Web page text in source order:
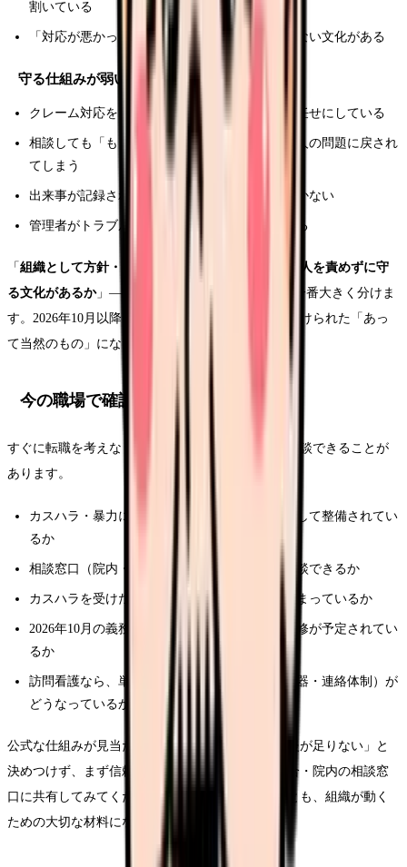
割いている
「対応が悪かったあなたが悪い」と個人を責めない文化がある
守る仕組みが弱い職場の特徴
クレーム対応を、現場の看護師さん個人の力量任せにしている
相談しても「もう少し優しく対応して」と、個人の問題に戻され
てしまう
出来事が記録されず、繰り返されても組織が動かない
管理者がトラブルを「なかったこと」にしたがる
「 組織として方針・記録・相談体制があるか
個人を責めずに守
る文化があるか」――この2点が、職場ごとの差を一番大きく分けま
す。2026年10月以降は、これらが法的な義務に裏づけられた「あっ
て当然のもの」になっていきます。
今の職場で確認できること
すぐに転職を考えなくても、いまの職場で確認・相談できることが
あります。
カスハラ・暴力に対する方針や規程が、文書として整備されてい
るか
相談窓口（院内・外部）がどこにあり、誰に相談できるか
カスハラを受けたときの報告・記録の方法が決まっているか
2026年10月の義務化に向けて、院内で説明や研修が予定されてい
るか
訪問看護なら、単独訪問時の安全確保（防犯機器・連絡体制）が
どうなっているか
公式な仕組みが見当たらないときは、「自分の我慢が足りない」と
決めつけず、まず信頼できる先輩・上司・労働組合・院内の相談窓
口に共有してみてください。記録を残しておくことも、組織が動く
ための大切な材料になります。